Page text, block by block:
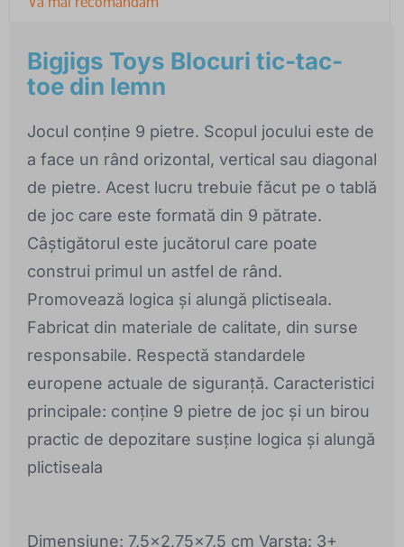
Bigjigs Toys Blocuri tic-tac-
toe din lemn
Jocul conține 9 pietre. Scopul jocului este de
a face un rând orizontal, vertical sau diagonal
de pietre. Acest lucru trebuie făcut pe o tablă
de joc care este formată din 9 pătrate.
Câștigătorul este jucătorul care poate
construi primul un astfel de rând.
Promovează logica și alungă plictiseala.
Fabricat din materiale de calitate, din surse
responsabile. Respectă standardele
europene actuale de siguranță. Caracteristici
principale: conține 9 pietre de joc și un birou
practic de depozitare susține logica și alungă
plictiseala
Dimensiune: 7,5x2,75x7,5 cm Varsta: 3+